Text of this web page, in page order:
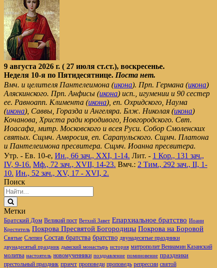
9 августа 2026 г. ( 27 июля ст.ст.), воскресенье.
Неделя 10-я по Пятидесятнице. Поста нет.
Вмч. и целителя Пантелеимона (икона). Прп. Германа (икона)
Аляскинского. Прп. Анфисы (икона) исп., игумении и 90 сестер
ее. Равноапп. Климента (икона), еп. Охридского, Наума
(икона), Саввы, Горазда и Ангеляра. Блж. Николая (икона)
Кочанова, Христа ради юродивого, Новгородского. Свт.
Иоасафа, митр. Московского и всея Руси. Собор Смоленских
святых. Сщмч. Амвросия, еп. Сарапульского. Сщмч. Платона
и Пантелеимона пресвитера. Сщмч. Иоанна пресвитера.
Утр. - Ев. 10-е, Ин., 66 зач., XXI, 1-14. Лит. - 1 Кор., 131 зач.,
IV, 9-16. Мф., 72 зач., XVII, 14-23. Вмч.: 2 Тим., 292 зач., II, 1-
10. Ин., 52 зач., XV, 17 - XVI, 2.
Поиск
Метки
Братский Дом Великий пост Ветхий Завет Епархиальное братство Иоанн
Креститель Покрова Пресвятой Богородицы Покрова на Боровой
Святые Слепян Состав братства братство двунадесятые праздники
двунадесятый праздник дымский монастырь история митрополит Вениамин Казанский
молитва настоятель новомученники поздравление поминовение праздники
престольный праздник причт проповеди проповедь репрессии святой